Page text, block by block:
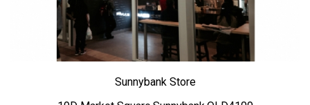
Sunnybank Store